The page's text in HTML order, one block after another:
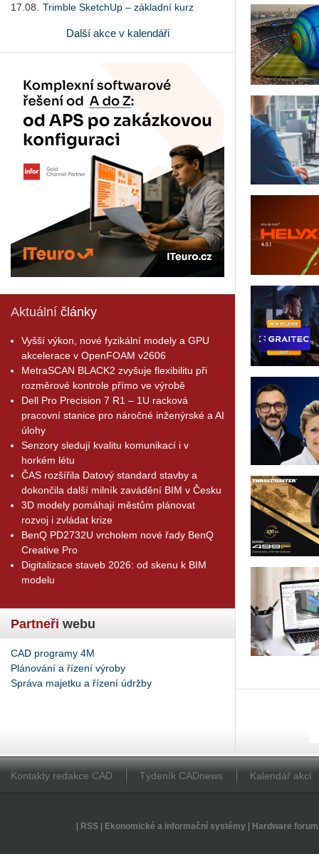
17.08.
Trimble SketchUp – základní kurz
Další akce v kalendáři
Aktuální články
Vyšší výkon, nové fyzikální modely a GPU
akcelerace v OpenFOAM v2606
MetraSCAN BLACK2 zvyšuje flexibilitu při
rozměrové kontrole přímo ve výrobě
Dell Pro Precision 7 R1 – 1U racková
pracovní stanice pro náročné inženýrské a AI
úlohy
Senzory sledují kvalitu komunikací i v
horkém létu
ČAS rozšířila Datový standard stavby a
dokončila další milník zavádění BIM v Česku
3D modely pomáhají městům plánovat
rozvoj i zvládat krize
BenQ PD2732U vrcholem nové řady BenQ
Creative Pro
Digitalizace staveb 2026: od skenu k BIM
modelu
Partneři webu
CAD programy 4M
Plánování a řízení výroby
Správa majetku a řízení údržby
Kontakty redakce CAD Týdeník CADnews Kalendář akcí
RSS| Ekonomické a informační systémy| Hardware forum